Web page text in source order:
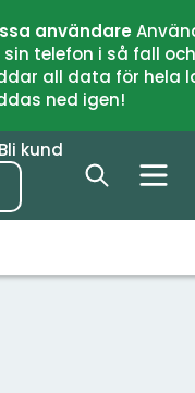
användare
telefon i så fall
all data för
ned igen!
Bli kund